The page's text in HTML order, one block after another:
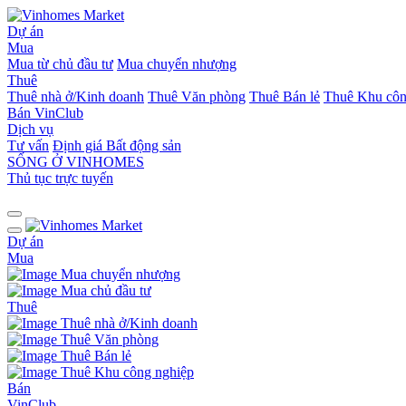
Dự án
Mua
Mua từ chủ đầu tư Mua chuyển nhượng
Thuê
Thuê nhà ở/Kinh doanh Thuê Văn phòng Thuê Bán lẻ Thuê Khu
Bán VinClub
Dịch vụ
Tư vấn Định giá Bất động sản
SỐNG Ở VINHOMES
Thủ tục trực tuyến
Dự án
Mua
Mua chuyển nhượng
Mua chủ đầu tư
Thuê
Thuê nhà ở/Kinh doanh
Thuê Văn phòng
Thuê Bán lẻ
Thuê Khu công nghiệp
Bán